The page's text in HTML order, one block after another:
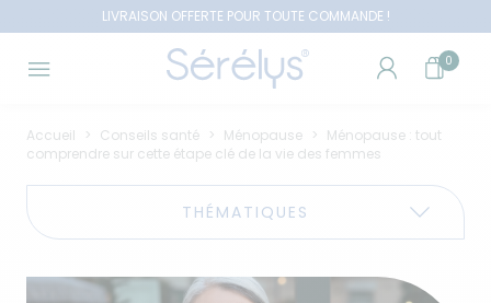
LIVRAISON OFFERTE POUR TOUTE COMMANDE !
0
Accueil Conseils santé Ménopause
Ménopause : tout
comprendre sur cette étape clé de la vie des femmes
THÉMATIQUES